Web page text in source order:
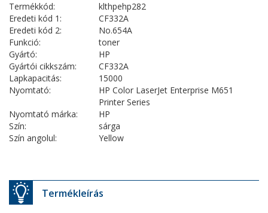
Termékkód:
klthpehp282
Eredeti kód 1:
CF332A
Eredeti kód 2:
No.654A
Funkció:
toner
Gyártó:
HP
Gyártói cikkszám:
CF332A
Lapkapacitás:
15000
Nyomtató:
HP Color LaserJet Enterprise M651
Printer Series
Nyomtató márka:
HP
Szín:
sárga
Szín angolul:
Yellow
Termékleírás